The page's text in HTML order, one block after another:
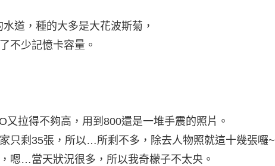
道，種的大多是大花波斯菊，
不少記憶卡容量。
又拉得不夠高，用到800還是一堆手震的照片。
只剩35張，所以…所剩不多，除去人物照就這十幾張囉~
嗯…當天狀況很多，所以我奇檬子不太央。